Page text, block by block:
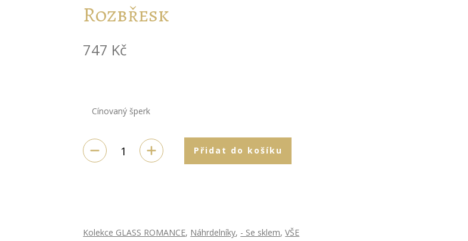
Rozbřesk
747 Kč
Cínovaný šperk
Přidat do košíku
Kolekce GLASS ROMANCE, Náhrdelníky, - Se sklem,VŠE